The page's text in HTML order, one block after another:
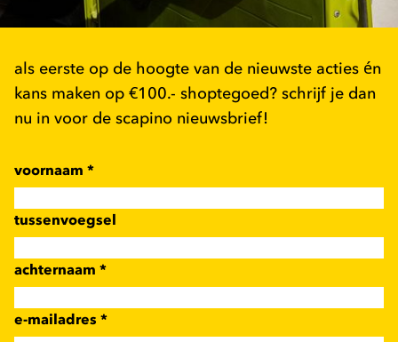
als eerste op de hoogte van de nieuwste acties én
kans maken op €100.- shoptegoed? schrijf je dan
nu in voor de scapino nieuwsbrief!
voornaam *
tussenvoegsel
achternaam *
e-mailadres *